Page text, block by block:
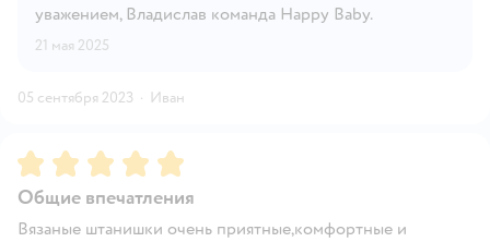
уважением, Владислав команда Happy Baby.
21 мая 2025
05 сентября 2023 · Иван
Рейтинг:5
Общие впечатления
Вязаные штанишки очень приятные,комфортные и